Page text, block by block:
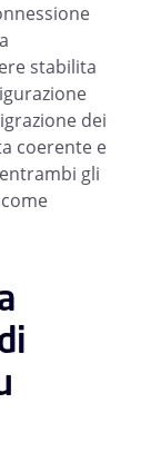
stabilita
dei
coerente e
gli